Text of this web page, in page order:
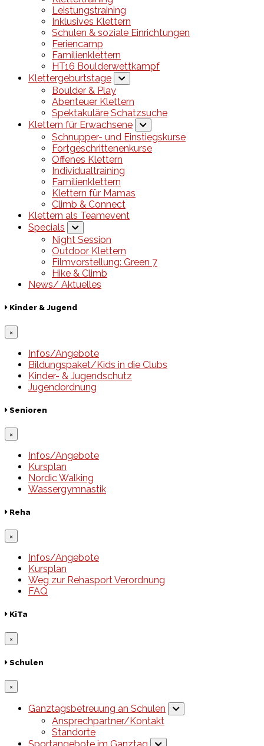
Leistungstraining
Inklusives Klettern
Schulen & soziale Einrichtungen
Feriencamp
Familienklettern
HT16 Boulderwettkampf
Klettergeburtstage
Boulder & Play
Abenteuer Klettern
Spektakuläre Schatzsuche
Klettern für Erwachsene
Schnupper- und Einstiegskurse
Fortgeschrittenenkurse
Offenes Klettern
Individualtraining
Familienklettern
Klettern für Mamas
Climb & Connect
Klettern als Teamevent
Specials
Night Session
Outdoor Klettern
Filmvorstellung: Green 7
Hike & Climb
News/ Aktuelles
Kinder & Jugend
×
Infos/Angebote
Bildungspaket/Kids in die Clubs
Kinder- & Jugendschutz
Jugendordnung
Senioren
×
Infos/Angebote
Kursplan
Nordic Walking
Wassergymnastik
Reha
×
Infos/Angebote
Kursplan
Weg zur Rehasport Verordnung
FAQ
KiTa
×
Schulen
×
Ganztagsbetreuung an Schulen
Ansprechpartner/Kontakt
Standorte